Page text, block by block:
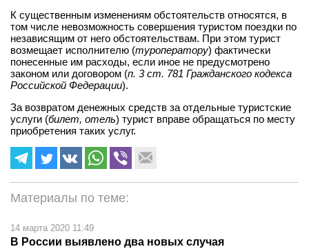
К существенным изменениям обстоятельств относятся, в
том числе невозможность совершения туристом поездки по
независящим от него обстоятельствам. При этом турист
возмещает исполнителю (туроператору) фактически
понесенные им расходы, если иное не предусмотрено
законом или договором (п. 3 ст. 781 Гражданского кодекса
Российской Федерации).
За возвратом денежных средств за отдельные туристские
услуги (билет, отель) турист вправе обращаться по месту
приобретения таких услуг.
Материалы по теме:
14 марта 2020 11:49
В России выявлено два новых случая